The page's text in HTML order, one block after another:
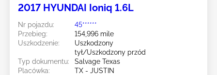
2017 HYUNDAI Ioniq 1.6L
Nr pojazdu:
45******
Przebieg:
154,996 mile
Uszkodzenie:
Uszkodzony
tył/Uszkodzony przód
Typ dokumentu:
Salvage Texas
Placówka:
TX - JUSTIN